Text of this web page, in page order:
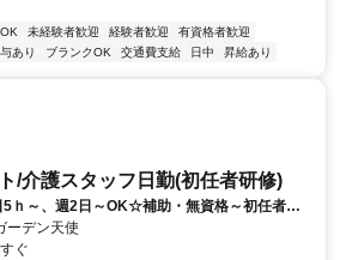
未経験者歓迎 経験者歓迎
有資格者歓迎
あり ブランクOK 交通費支給 日中 昇給あり
/介護スタッフ日勤(初任者研修)
5ｈ～、週2日～OK☆補助・無資格～初任者研
祉士）☆
ーデン天使
すぐ